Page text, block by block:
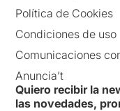
Política de Cookies
Condiciones de uso
Comunicaciones
Anuncia’t
Quiero recibir la
las novedades,